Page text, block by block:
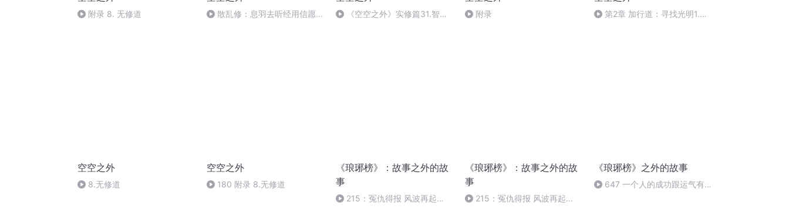
附录 8. 无修道
散乱修：息羽去听经用信愿来
《空空之外》实修篇31.智信
附录
第2章 加行道：寻找光明1.串
空空之外
8.无修道
空空之外
180 附录 8.无修道
《琅琊榜》：故事之外的故
事
215：冤仇得报 风波再起
《琅琊榜》：故事之外的故
事
215：冤仇得报 风波再起
《琅琊榜》之外的故事
647 一个人的成功跟运气有